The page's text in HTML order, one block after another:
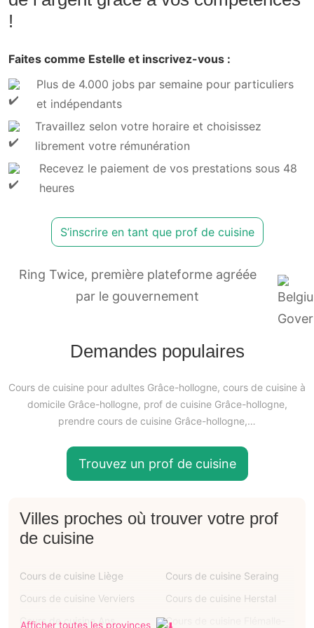
!
Faites comme Estelle et inscrivez-vous :
Plus de 4.000 jobs par semaine pour particuliers
et indépendants
Travaillez selon votre horaire et choisissez
librement votre rémunération
Recevez le paiement de vos prestations sous 48
heures
S’inscrire en tant que prof de cuisine
Ring Twice, première plateforme agréée
par le gouvernement
Demandes populaires
Cours de cuisine pour adultes Grâce-hollogne, cours de cuisine à
domicile Grâce-hollogne, prof de cuisine Grâce-hollogne,
prendre cours de cuisine Grâce-hollogne,…
Trouvez un prof de cuisine
Villes proches où trouver votre prof
de cuisine
Cours de cuisine Liège
Cours de cuisine Seraing
Cours de cuisine Verviers
Cours de cuisine Herstal
Cours de cuisine Ans
Cours de cuisine Flémalle-
Afficher toutes les provinces